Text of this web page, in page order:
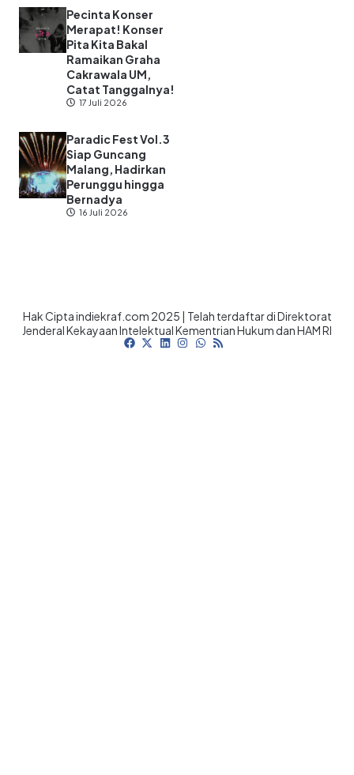
Pecinta Konser
Merapat! Konser
Pita Kita Bakal
Ramaikan Graha
Cakrawala UM,
Catat Tanggalnya!
17 Juli 2026
Paradic Fest Vol.3
Siap Guncang
Malang, Hadirkan
Perunggu hingga
Bernadya
16 Juli 2026
Hak Cipta indiekraf.com 2025 | Telah terdaftar di Direktorat
Jenderal Kekayaan Intelektual Kementrian Hukum dan HAM RI